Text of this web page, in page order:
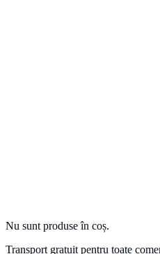
Nu sunt produse în coș.
Transport gratuit pentru toate